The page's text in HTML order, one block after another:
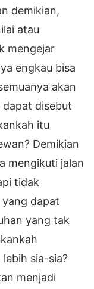
demikian,
atau
mengejar
engkau bisa
akan
dapat disebut
itu
Demikian
mengikuti jalan
tidak
dapat
yang tak
sia-sia?
menjadi